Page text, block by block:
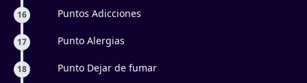
16 Puntos Adicciones
17 Punto Alergias
18 Punto Dejar de fumar